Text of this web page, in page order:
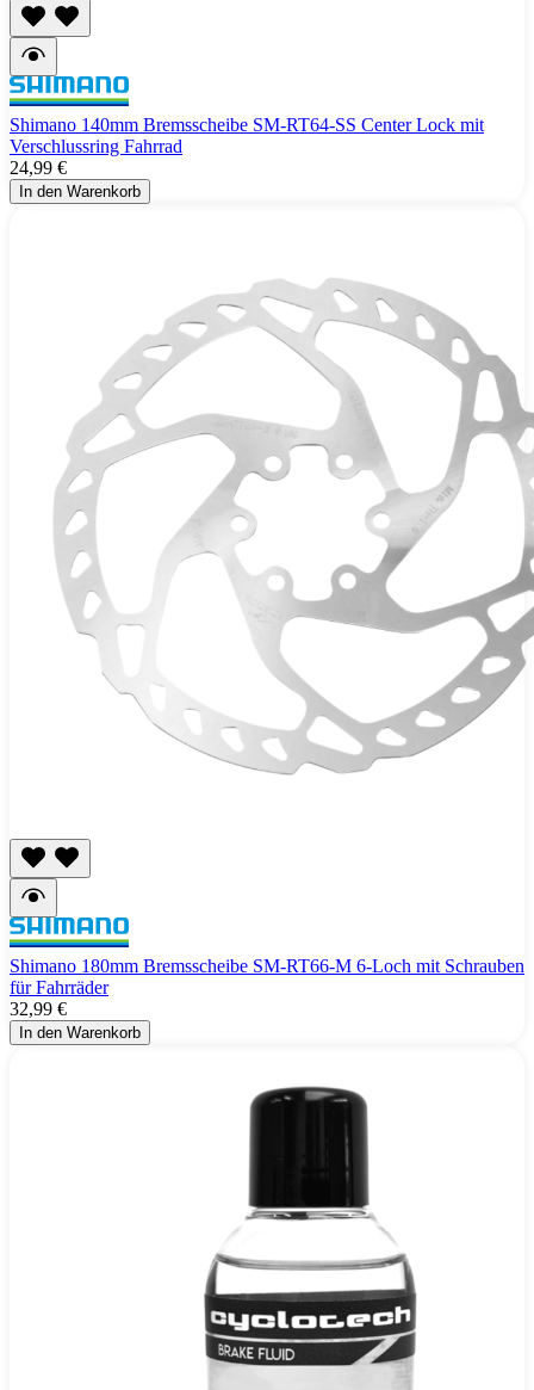
Shimano 140mm Bremsscheibe SM-RT64-SS Center Lock mit
Verschlussring Fahrrad
24,99 €
In den Warenkorb
Shimano 180mm Bremsscheibe SM-RT66-M 6-Loch mit Schrauben
für Fahrräder
32,99 €
In den Warenkorb